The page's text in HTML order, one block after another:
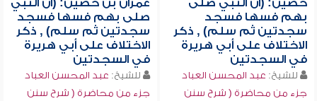
حصين: (أن النبي صلى
بهم فسها فسجد
سجدتين ثم سلم) , ذكر
الاختلاف على أبي هريرة
في السجدتين
للشيخ: عبد المحسن العباد
جزء من محاضرة ( شرح سنن
عمران بن حصين: (أن النبي
صلى بهم فسها فسجد
سجدتين ثم سلم) , ذكر
الاختلاف على أبي هريرة
في السجدتين
للشيخ: عبد المحسن العباد
جزء من محاضرة ( شرح سنن